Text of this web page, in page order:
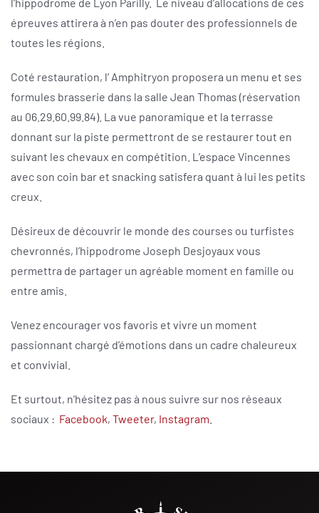
épreuves attirera à n’en pas douter des professionnels de
toutes les régions.
Coté restauration, l’ Amphitryon proposera un menu et ses
formules brasserie dans la salle Jean Thomas (réservation
au 06.29.60.99.84). La vue panoramique et la terrasse
donnant sur la piste permettront de se restaurer tout en
suivant les chevaux en compétition. L’espace Vincennes
avec son coin bar et snacking satisfera quant à lui les petits
creux.
Désireux de découvrir le monde des courses ou turfistes
chevronnés, l’hippodrome Joseph Desjoyaux vous
permettra de partager un agréable moment en famille ou
entre amis.
Venez encourager vos favoris et vivre un moment
passionnant chargé d’émotions dans un cadre chaleureux
et convivial.
Et surtout, n'hésitez pas à nous suivre sur nos réseaux
sociaux : Facebook, Tweeter, Instagram